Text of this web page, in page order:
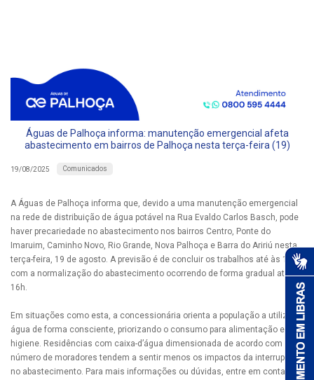
Águas de Palhoça informa: manutenção emergencial afeta
abastecimento em bairros de Palhoça nesta terça-feira (19)
19/08/2025 Comunicados
A Águas de Palhoça informa que, devido a uma manutenção emergencial
na rede de distribuição de água potável na Rua Evaldo Carlos Basch, pode
haver precariedade no abastecimento nos bairros Centro, Ponte do
Imaruim, Caminho Novo, Rio Grande, Nova Palhoça e Barra do Aririú nesta
terça-feira, 19 de agosto. A previsão é de concluir os trabalhos até às 13h
com a normalização do abastecimento ocorrendo de forma gradual até às
16h.
Em situações como esta, a concessionária orienta a população a utilizar a
água de forma consciente, priorizando o consumo para alimentação e
higiene. Residências com caixa-d’água dimensionada de acordo com o
número de moradores tendem a sentir menos os impactos da interrupção
no abastecimento. Para mais informações ou dúvidas, entre em contato